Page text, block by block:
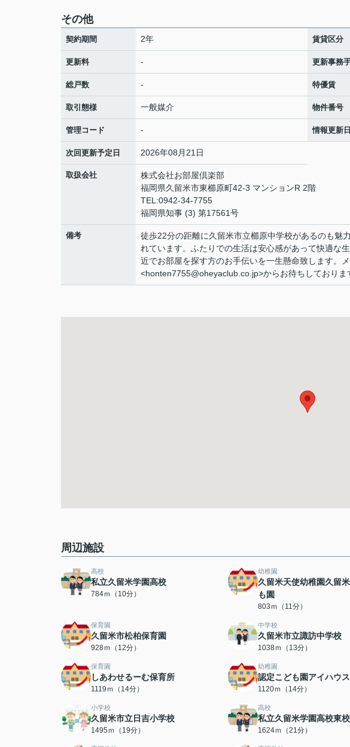
その他
契約期間 2年 賃貸区分
更新料 - 更新事務
総戸数 - 特優賃
取引態様 一般媒介 物件番号
管理コード - 情報更新日
次回更新予定日 2026年08月21日
取扱会社
株式会社お部屋倶楽部
福岡県久留米市東櫛原町42-3 マンションR 2階
TEL:0942-34-7755
福岡県知事 (3) 第17561号
備考
徒歩22分の距離に久留米市立櫛原中学校があるのも魅
れています。ふたりでの生活は安心感があって快適な
近でお部屋を探す方のお手伝いを一生懸命致します。
<honten7755@oheyaclub.co.jp>からお待ちしておりま
周辺施設
高校
私立久留米学園高校
784ｍ（10分）
幼稚園
久留米天使幼稚園久留
も園
803ｍ（11分）
保育園
久留米市松柏保育園
928ｍ（12分）
中学校
久留米市立諏訪中学校
1038ｍ（13分）
保育園
しあわせるーむ保育所
1119ｍ（14分）
幼稚園
認定こども園アイハウス
1120ｍ（14分）
小学校
久留米市立日吉小学校
1495ｍ（19分）
高校
私立久留米学園高校東
1624ｍ（21分）